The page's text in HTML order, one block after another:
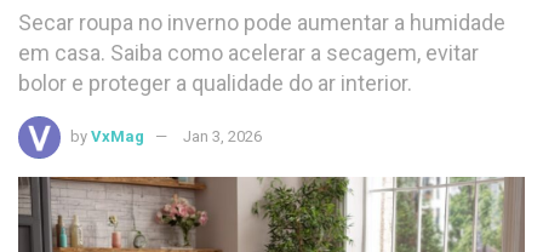
Secar roupa no inverno pode aumentar a humidade
em casa. Saiba como acelerar a secagem, evitar
bolor e proteger a qualidade do ar interior.
by VxMag Jan 3, 2026